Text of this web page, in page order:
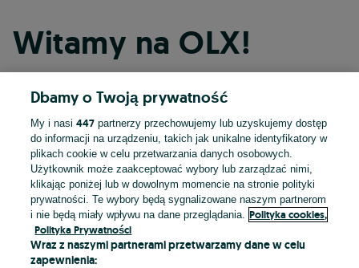
Witamy na OLX!
Kontynuuj przez Facebooka
Kontynuuj przez konto Apple
Kontynuuj przez konto Google
LUB
Dbamy o Twoją prywatność
My i nasi447 partnerzy przechowujemy lub uzyskujemy dostęp
do informacji na urządzeniu, takich jak unikalne identyfikatory w
plikach cookie w celu przetwarzania danych osobowych.
Użytkownik może zaakceptować wybory lub zarządzać nimi,
klikając poniżej lub w dowolnym momencie na stronie polityki
prywatności. Te wybory będą sygnalizowane naszym partnerom
i nie będą miały wpływu na dane przeglądania.
Polityka cookies,
Polityka Prywatności
Wraz z naszymi partnerami przetwarzamy dane w celu
zapewnienia: